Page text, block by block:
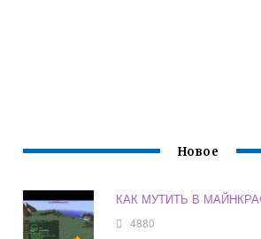
Новое
КАК МУТИТЬ В
4880